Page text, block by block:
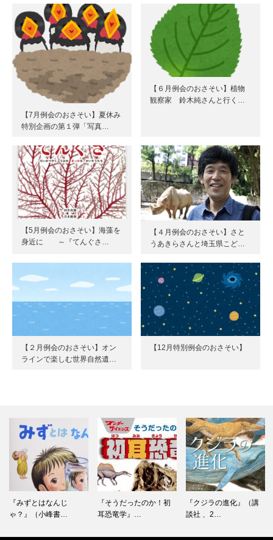
【7月例会のおさそい】夏休み
特別企画の第１弾「写真…
【６月例会のおさそい】植物
観察家 鈴木純さんと行く…
【5月例会のおさそい】海藻を
身近に ～『てんぐさ…
【４月例会のおさそい】さと
うあきらさんと埼玉県こど…
【２月例会のおさそい】オン
ラインで楽しむ世界自然遺…
【12月特別例会のおさそい】
『みずとはなんじ
ゃ？』（小峰書…
『そうだったのか！初
耳恐竜学』…
『クジラの進化』（講
談社 、2…